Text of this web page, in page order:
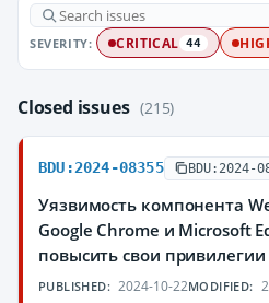
SEVERITY: CRITICAL 44
Closed issues (215)
BDU:2024-08355 BDU:2024-
Уязвимость компонента
Google Chrome и Microsoft
повысить свои привилегии
PUBLISHED: 2024-10-22MODIFIED: